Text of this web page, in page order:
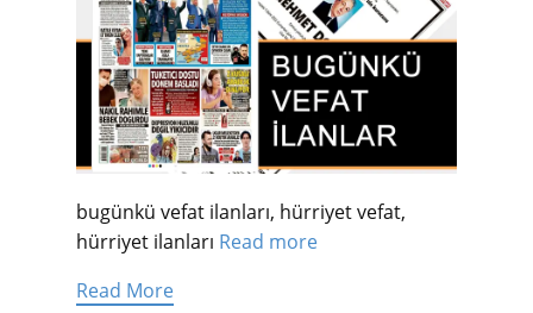
bugünkü vefat ilanları, hürriyet vefat,
hürriyet ilanları Read more
Read More